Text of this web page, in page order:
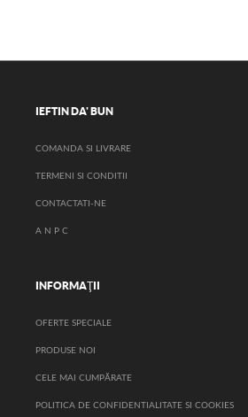
IEFTIN DA' BUN
COMANDA SI LIVRARE
TERMENI SI CONDITII
CONTACTATI-NE
A N P C
INFORMAŢII
OFERTE SPECIALE
PRODUSE NOI
CELE MAI CUMPĂRATE
POLITICA DE CONFIDENTIALITATE SI COOKIES